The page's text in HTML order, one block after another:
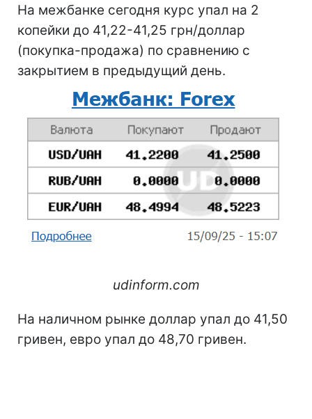
На межбанке сегодня курс упал на 2
копейки до 41,22-41,25 грн/доллар
(покупка-продажа) по сравнению с
закрытием в предыдущий день.
udinform.com
На наличном рынке доллар упал до 41,50
гривен, евро упал до 48,70 гривен.